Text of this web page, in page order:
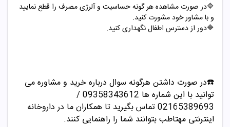
🔷در صورت مشاهده هر گونه حساسیت و آلرژی مصرف را قطع نمایید
و با مشاور خود مشورت کنید.
🔷دور از دسترس اطفال نگهداری کنید.
☎️در صورت داشتن هرگونه سوال درباره خرید و مشاوره می
توانید با این شماره ها 09358343612 /
02165389693تماس بگیرید تا همکاران ما در داروخانه
اینترنتی مهتاطب بتوانند شما را راهنمایی کنند.